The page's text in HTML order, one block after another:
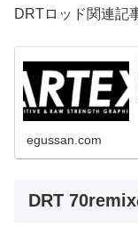
DRTロッド関連記
egussan.com
DRT